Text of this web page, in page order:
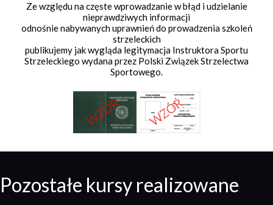
Ze względu na częste wprowadzanie w błąd i udzielanie
nieprawdziwych informacji
odnośnie nabywanych uprawnień do prowadzenia szkoleń
strzeleckich
publikujemy jak wygląda legitymacja Instruktora Sportu
Strzeleckiego wydana przez Polski Związek Strzelectwa
Sportowego.
Pozostałe kursy realizowane